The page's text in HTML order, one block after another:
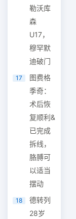
勒沃库
森
U17，
穆罕默
迪破门
17
图费格
季奇：
术后恢
复顺利&
已完成
拆线，
胳膊可
以适当
摆动
18
德转列
28岁